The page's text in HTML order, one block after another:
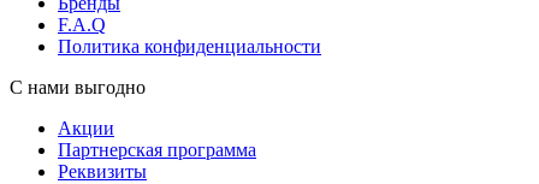
F.A.Q
Политика конфиденциальности
С нами выгодно
Акции
Партнерская программа
Реквизиты